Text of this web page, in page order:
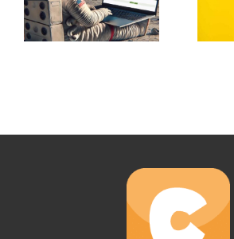
pour le BTS
Comptabilité
et Gestion